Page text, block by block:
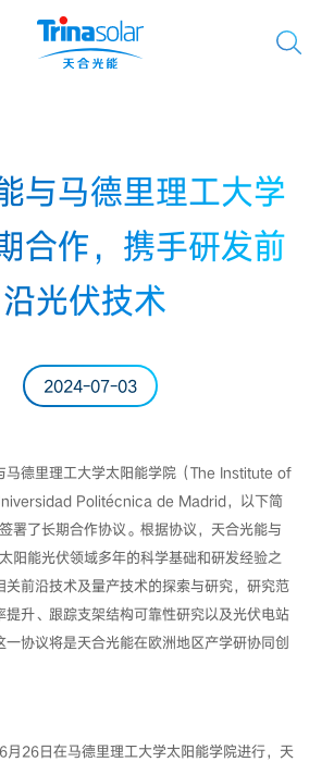
与马德里理工大学
合作，携手研发前
沿光伏技术
2024-07-03
马德里理工大学太阳能学院（The Institute of
Politécnica de Madrid，以下简
了长期合作协议。根据协议，天合光能与
阳能光伏领域多年的科学基础和研发经验之
关前沿技术及量产技术的探索与研究，研究范
提升、跟踪支架结构可靠性研究以及光伏电站
一协议将是天合光能在欧洲地区产学研协同创
26日在马德里理工大学太阳能学院进行，天